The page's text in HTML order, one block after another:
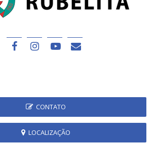
CONTATO
LOCALIZAÇÃO